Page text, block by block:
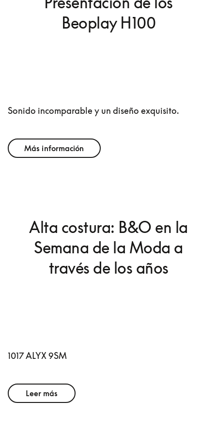
Beoplay H100
Sonido incomparable y un diseño exquisito.
Más información
Alta costura: B&O en la
Semana de la Moda a
través de los años
1017 ALYX 9SM
Leer más